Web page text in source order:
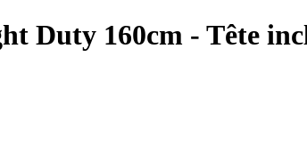
Duty 160cm - Tête